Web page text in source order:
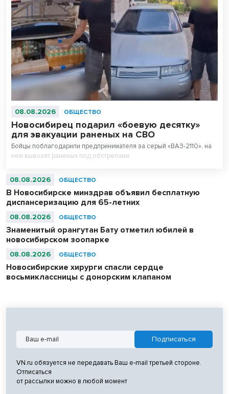
08.08.2026 ОБЩЕСТВО
Новосибирец подарил «боевую десятку»
для эвакуации раненых на СВО
Бойцы поблагодарили предпринимателя за серый «ВАЗ-2110», на
нем вывозят раненых под обстрелами.
08.08.2026 ОБЩЕСТВО
В Новосибирске минздрав объявил бесплатную
диспансеризацию для 65-летних
08.08.2026 ОБЩЕСТВО
Знаменитый орангутан Бату отметил юбилей в
новосибирском зоопарке
08.08.2026 ОБЩЕСТВО
Новосибирские хирурги спасли сердце
восьмиклассницы с донорским клапаном
VN.ru обязуется не передавать Ваш e-mail третьей стороне.
Отписаться
от рассылки можно в любой момент